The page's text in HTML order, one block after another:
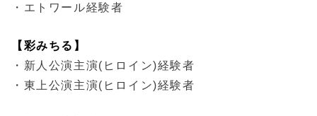
・エトワール経験者
【彩みちる】
・新人公演主演(ヒロイン)経験者
・東上公演主演(ヒロイン)経験者